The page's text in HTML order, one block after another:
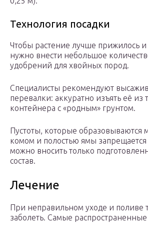
Технология посадки
Чтобы растение лучше прижилось и
нужно внести небольшое
удобрений для хвойных пород.
Специалисты рекомендуют
перевалки: аккуратно изъять её из
контейнера с «родным» грунтом.
Пустоты, которые образовываются
комом и полостью ямы запрещается
можно вносить только
состав.
Лечение
При неправильном уходе и поливе
заболеть. Самые